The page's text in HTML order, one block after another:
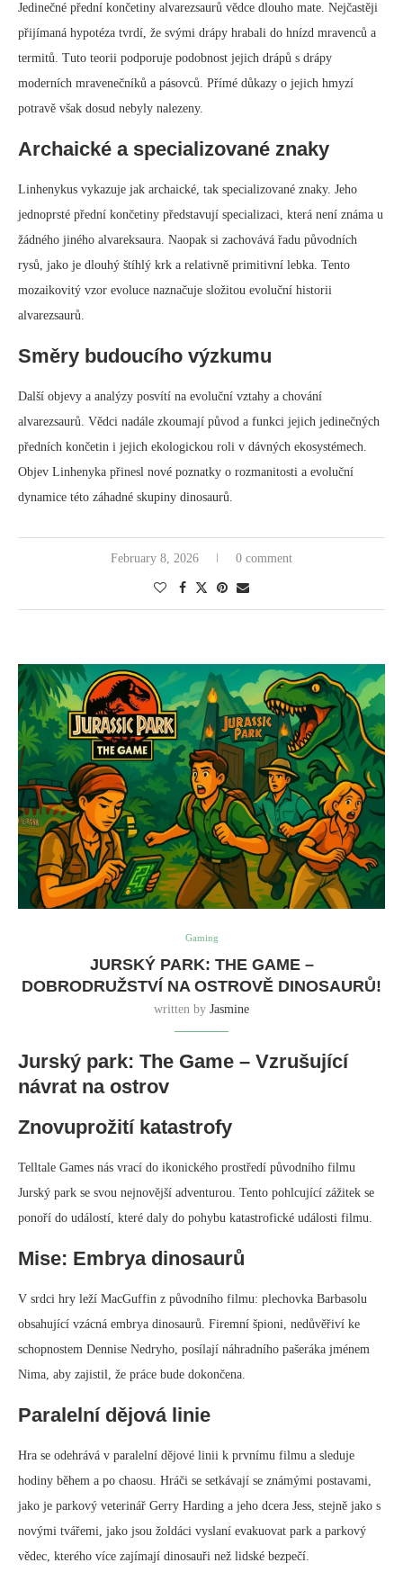
Jedinečné přední končetiny alvarezsaurů vědce dlouho mate. Nejčastěji
přijímaná hypotéza tvrdí, že svými drápy hrabali do hnízd mravenců a
termitů. Tuto teorii podporuje podobnost jejich drápů s drápy
moderních mravenečníků a pásovců. Přímé důkazy o jejich hmyzí
potravě však dosud nebyly nalezeny.
Archaické a specializované znaky
Linhenykus vykazuje jak archaické, tak specializované znaky. Jeho
jednoprsté přední končetiny představují specializaci, která není známa u
žádného jiného alvareksaura. Naopak si zachovává řadu původních
rysů, jako je dlouhý štíhlý krk a relativně primitivní lebka. Tento
mozaikovitý vzor evoluce naznačuje složitou evoluční historii
alvarezsaurů.
Směry budoucího výzkumu
Další objevy a analýzy posvítí na evoluční vztahy a chování
alvarezsaurů. Vědci nadále zkoumají původ a funkci jejich jedinečných
předních končetin i jejich ekologickou roli v dávných ekosystémech.
Objev Linhenyka přinesl nové poznatky o rozmanitosti a evoluční
dynamice této záhadné skupiny dinosaurů.
February 8, 2026 0 comment
Gaming
JURSKÝ PARK: THE GAME –
DOBRODRUŽSTVÍ NA OSTROVĚ DINOSAURŮ!
written by Jasmine
Jurský park: The Game – Vzrušující
návrat na ostrov
Znovuprožití katastrofy
Telltale Games nás vrací do ikonického prostředí původního filmu
Jurský park se svou nejnovější adventurou. Tento pohlcující zážitek se
ponoří do událostí, které daly do pohybu katastrofické události filmu.
Mise: Embrya dinosaurů
V srdci hry leží MacGuffin z původního filmu: plechovka Barbasolu
obsahující vzácná embrya dinosaurů. Firemní špioni, nedůvěřiví ke
schopnostem Dennise Nedryho, posílají náhradního pašeráka jménem
Nima, aby zajistil, že práce bude dokončena.
Paralelní dějová linie
Hra se odehrává v paralelní dějové linii k prvnímu filmu a sleduje
hodiny během a po chaosu. Hráči se setkávají se známými postavami,
jako je parkový veterinář Gerry Harding a jeho dcera Jess, stejně jako s
novými tvářemi, jako jsou žoldáci vyslaní evakuovat park a parkový
vědec, kterého více zajímají dinosauři než lidské bezpečí.